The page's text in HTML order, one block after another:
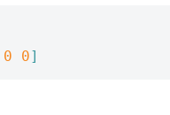
0 0]